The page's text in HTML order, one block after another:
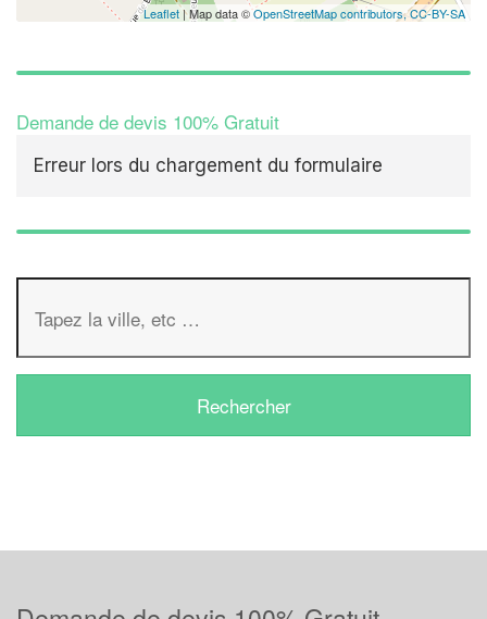
Leaflet| Map data ©OpenStreetMap contributors,CC-BY-SA
Demande de devis 100% Gratuit
Erreur lors du chargement du formulaire